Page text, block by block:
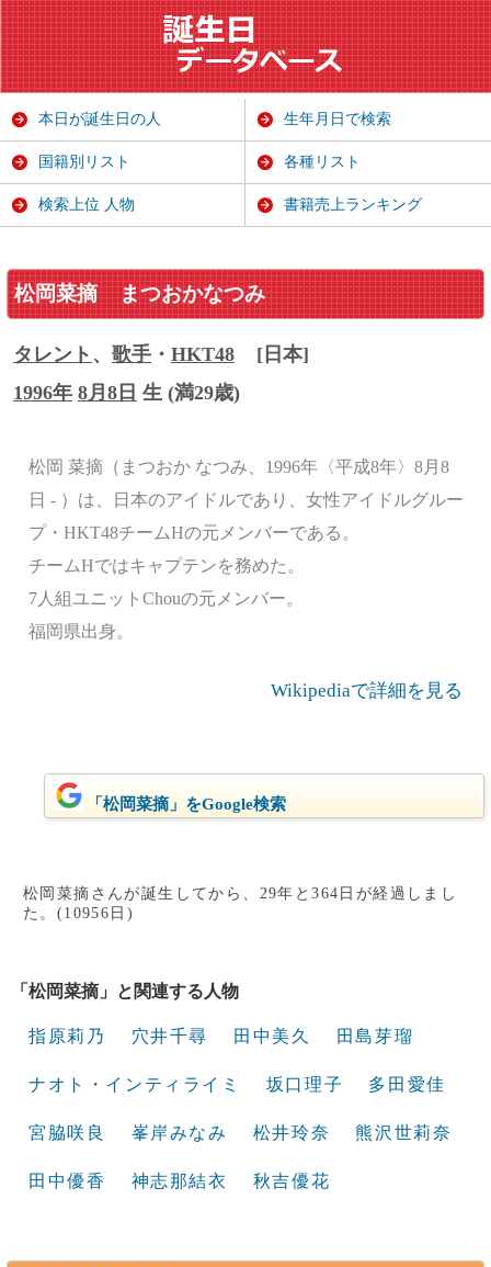
松岡菜摘 まつおかなつみ
タレント 、 歌手 ・ HKT48
[日本]
1996年 8月8日 生 (満29歳)
松岡 菜摘（まつおか なつみ、1996年〈平成8年〉8月8
日 - ）は、日本のアイドルであり、女性アイドルグルー
プ・HKT48チームHの元メンバーである。
チームHではキャプテンを務めた。
7人組ユニットChouの元メンバー。
福岡県出身。
Wikipediaで詳細を見る
「松岡菜摘」をGoogle検索
松岡菜摘さんが誕生してから、29年と364日が経過しまし
た。(10956日)
「松岡菜摘」と関連する人物
指原莉乃 穴井千尋 田中美久 田島芽瑠
ナオト・インティライミ 坂口理子 多田愛佳
宮脇咲良 峯岸みなみ 松井玲奈 熊沢世莉奈
田中優香 神志那結衣 秋吉優花
本日が誕生日の人 生年月日で検索
国籍別リスト 各種リスト
検索上位 人物 書籍売上ランキング